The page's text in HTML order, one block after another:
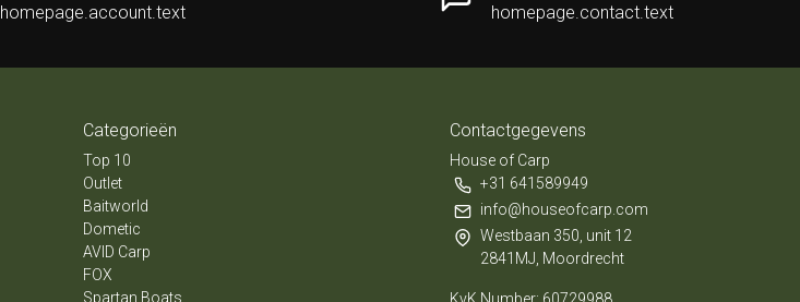
homepage.account.text
homepage.contact.text
Categorieën
Top 10
Outlet
Baitworld
Dometic
AVID Carp
FOX
Spartan Boats
Contactgegevens
House of Carp
+31 641589949
info@houseofcarp.com
Westbaan 350, unit 12
2841MJ, Moordrecht